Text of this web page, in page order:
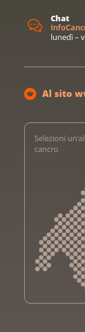
Chat
lunedì –
Al sito
Selezioni
cancro